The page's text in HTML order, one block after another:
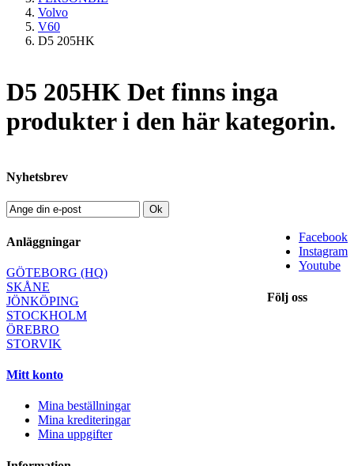
Volvo
V60
D5 205HK
D5 205HK Det finns inga
produkter i den här kategorin.
Nyhetsbrev
Ok
Facebook
Instagram
Youtube
Följ oss
Anläggningar
GÖTEBORG (HQ)
SKÅNE
JÖNKÖPING
STOCKHOLM
ÖREBRO
STORVIK
Mitt konto
Mina beställningar
Mina krediteringar
Mina uppgifter